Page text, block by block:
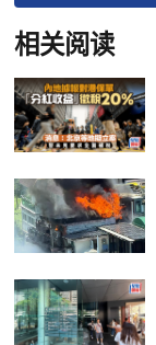
相关阅读